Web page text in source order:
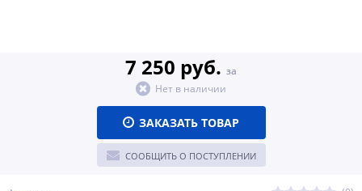
7 250 руб. за
Нет в наличии
ЗАКАЗАТЬ ТОВАР
СООБЩИТЬ О ПОСТУПЛЕНИИ